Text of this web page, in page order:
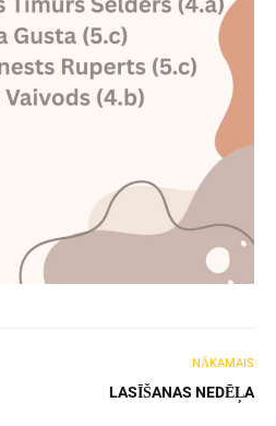
NĀKAMAIS
LASĪŠANAS NEDĒĻA